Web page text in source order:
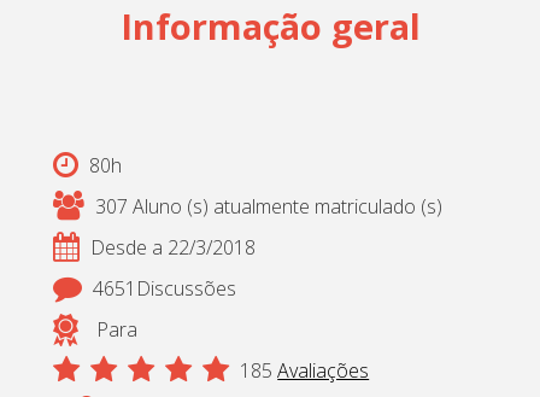
pt_br
Informação geral
80h
307 Aluno (s) atualmente matriculado (s)
Desde a 22/3/2018
4651Discussões
Para
185 Avaliações